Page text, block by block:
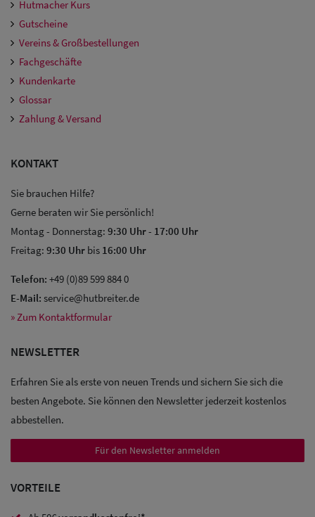
Sale: Caps
Sale:
Baseball
Sale: Army
Caps
Hutmacher Kurs
Gutscheine
Vereins & Großbestellungen
Fachgeschäfte
Kundenkarte
Glossar
Zahlung & Versand
KONTAKT
Sie brauchen Hilfe?
Gerne beraten wir Sie persönlich!
Montag - Donnerstag: 9:30 Uhr- 17:00 Uhr
Freitag: 9:30 Uhr bis 16:00 Uhr
Telefon: +49 (0)89 599 884 0
E-Mail: service@hutbreiter.de
» Zum Kontaktformular
NEWSLETTER
Erfahren Sie als erste von neuen Trends und sichern Sie sich die
besten Angebote. Sie können den Newsletter jederzeit kostenlos
abbestellen.
Für den Newsletter anmelden
VORTEILE